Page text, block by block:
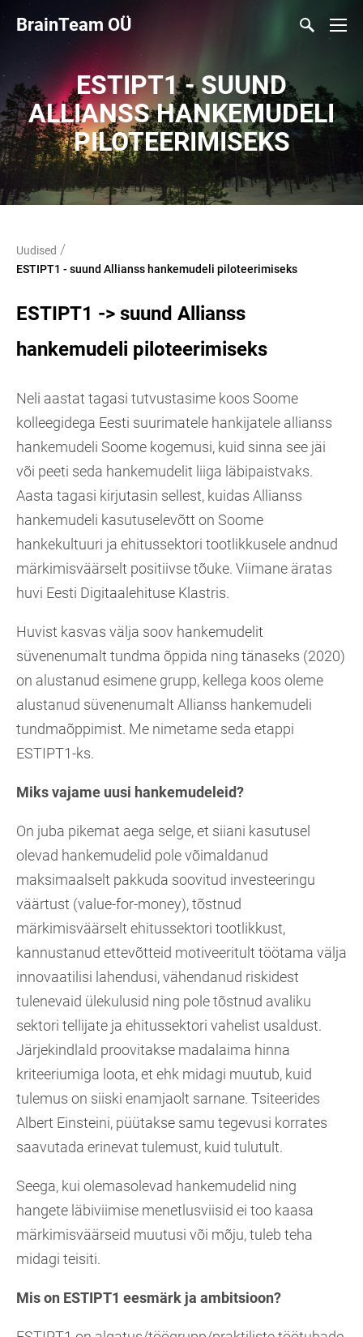
BrainTeam OÜ
ESTIPT1 - SUUND
ALLIANSS HANKEMUDELI
PILOTEERIMISEKS
Uudised /
ESTIPT1 - suund Allianss hankemudeli piloteerimiseks
ESTIPT1 -> suund Allianss
hankemudeli piloteerimiseks
Neli aastat tagasi tutvustasime koos Soome
kolleegidega Eesti suurimatele hankijatele allianss
hankemudeli Soome kogemusi, kuid sinna see jäi
või peeti seda hankemudelit liiga läbipaistvaks.
Aasta tagasi kirjutasin sellest, kuidas Allianss
hankemudeli kasutuselevõtt on Soome
hankekultuuri ja ehitussektori tootlikkusele andnud
märkimisväärselt positiivse tõuke. Viimane äratas
huvi Eesti Digitaalehituse Klastris.
Huvist kasvas välja soov hankemudelit
süvenenumalt tundma õppida ning tänaseks (2020)
on alustanud esimene grupp, kellega koos oleme
alustanud süvenenumalt Allianss hankemudeli
tundmaõppimist. Me nimetame seda etappi
ESTIPT1-ks.
Miks vajame uusi hankemudeleid?
On juba pikemat aega selge, et siiani kasutusel
olevad hankemudelid pole võimaldanud
maksimaalselt pakkuda soovitud investeeringu
väärtust (value-for-money), tõstnud
märkimisväärselt ehitussektori tootlikkust,
kannustanud ettevõtteid motiveeritult töötama välja
innovaatilisi lahendusi, vähendanud riskidest
tulenevaid ülekulusid ning pole tõstnud avaliku
sektori tellijate ja ehitussektori vahelist usaldust.
Järjekindlald proovitakse madalaima hinna
kriteeriumiga loota, et ehk midagi muutub, kuid
tulemus on siiski enamjaolt sarnane. Tsiteerides
Albert Einsteini, püütakse samu tegevusi korrates
saavutada erinevat tulemust, kuid tulutult.
Seega, kui olemasolevad hankemudelid ning
hangete läbiviimise menetlusviisid ei too kaasa
märkimisväärseid muutusi või mõju, tuleb teha
midagi teisiti.
Mis on ESTIPT1 eesmärk ja ambitsioon?